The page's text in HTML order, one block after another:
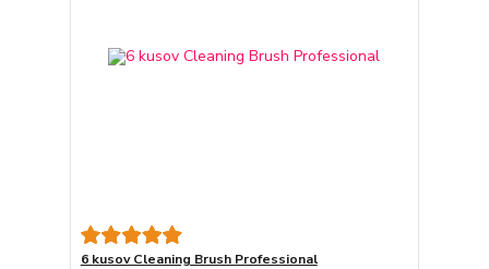
6 kusov Cleaning Brush Professional